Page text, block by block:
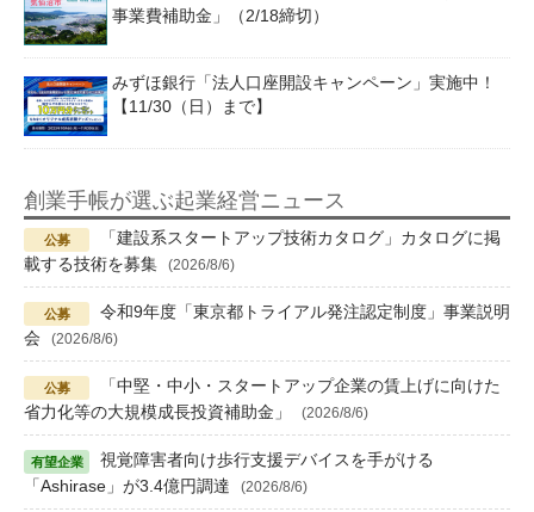
事業費補助金」（2/18締切）
みずほ銀行「法人口座開設キャンペーン」実施中！
【11/30（日）まで】
創業手帳が選ぶ起業経営ニュース
「建設系スタートアップ技術カタログ」カタログに掲
載する技術を募集
(2026/8/6)
令和9年度「東京都トライアル発注認定制度」事業説明
会
(2026/8/6)
「中堅・中小・スタートアップ企業の賃上げに向けた
省力化等の大規模成長投資補助金」
(2026/8/6)
視覚障害者向け歩行支援デバイスを手がける
「Ashirase」が3.4億円調達
(2026/8/6)